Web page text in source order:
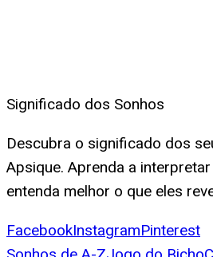
Significado dos Sonhos
Descubra o significado dos
Apsique. Aprenda a
entenda melhor o que eles
FacebookInstagramPinterest